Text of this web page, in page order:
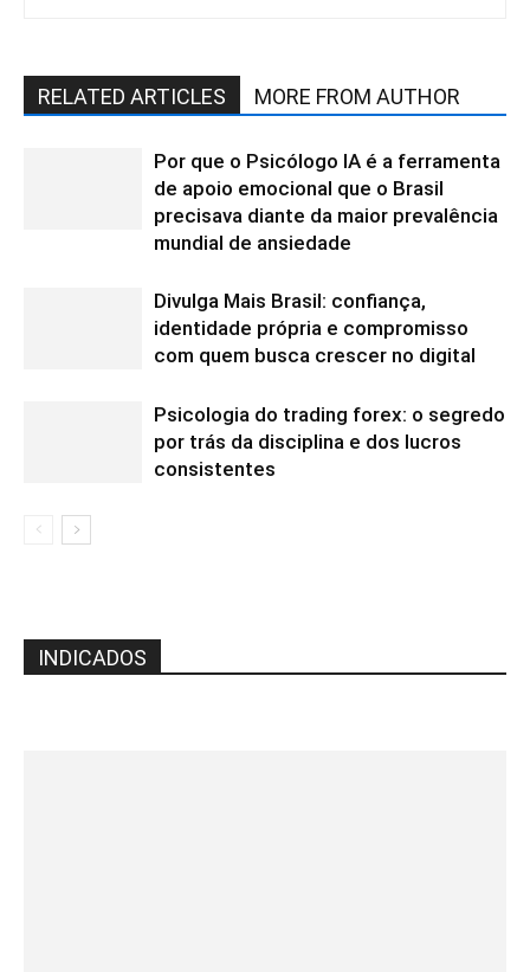
RELATED ARTICLES MORE FROM AUTHOR
Por que o Psicólogo IA é a ferramenta
de apoio emocional que o Brasil
precisava diante da maior prevalência
mundial de ansiedade
Divulga Mais Brasil: confiança,
identidade própria e compromisso
com quem busca crescer no digital
Psicologia do trading forex: o segredo
por trás da disciplina e dos lucros
consistentes
INDICADOS